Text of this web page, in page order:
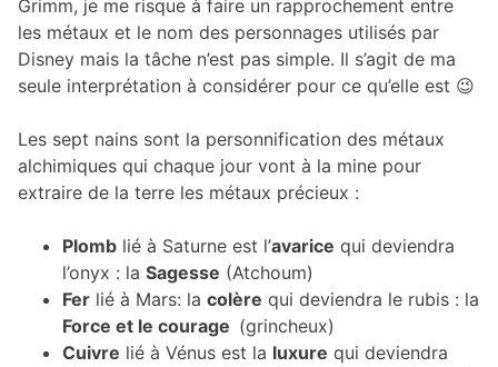
Grimm, je me risque à faire un rapprochement entre
les métaux et le nom des personnages utilisés par
Disney mais la tâche n’est pas simple. Il s’agit de ma
seule interprétation à considérer pour ce qu’elle est 😉
Les sept nains sont la personnification des métaux
alchimiques qui chaque jour vont à la mine pour
extraire de la terre les métaux précieux :
Plomb lié à Saturne est l’avarice qui deviendra
l’onyx : la Sagesse (Atchoum)
Fer lié à Mars: la colère qui deviendra le rubis : la
Force et le courage (grincheux)
Cuivre lié à Vénus est la luxure qui deviendra